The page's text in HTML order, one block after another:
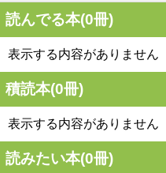
読んでる本(0冊)
表示する内容がありません
積読本(0冊)
表示する内容がありません
読みたい本(0冊)